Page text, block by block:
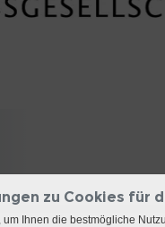
zu Cookies für
Ihnen die bestmögliche